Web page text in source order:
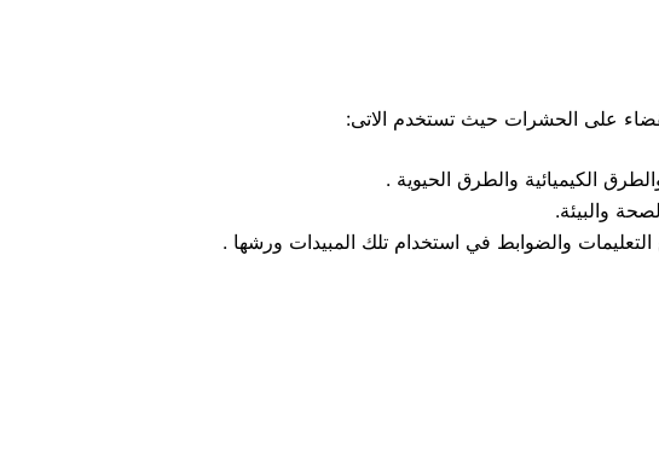
على الحشرات حيث تستخدم الاتى:
الكيميائية والطرق الحيوية .
والبيئة.
التعليمات والضوابط في استخدام تلك المبيدات ورشها .